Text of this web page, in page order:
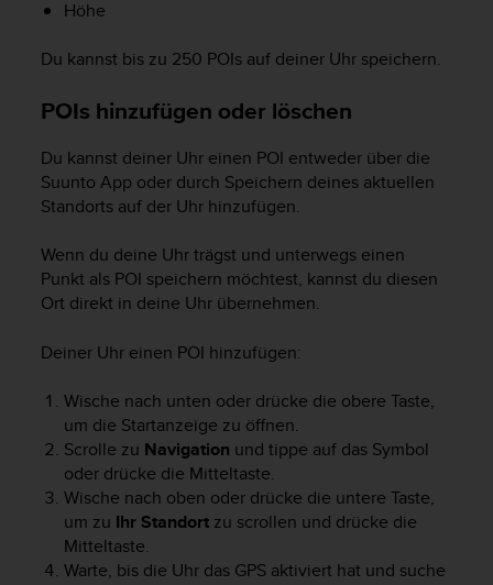
Höhe
Du kannst bis zu 250 POIs auf deiner Uhr speichern.
POIs hinzufügen oder löschen
Du kannst deiner Uhr einen POI entweder über die
Suunto App oder durch Speichern deines aktuellen
Standorts auf der Uhr hinzufügen.
Wenn du deine Uhr trägst und unterwegs einen
Punkt als POI speichern möchtest, kannst du diesen
Ort direkt in deine Uhr übernehmen.
Deiner Uhr einen POI hinzufügen:
Wische nach unten oder drücke die obere Taste,
um die Startanzeige zu öffnen.
Scrolle zu Navigation und tippe auf das Symbol
oder drücke die Mitteltaste.
Wische nach oben oder drücke die untere Taste,
um zu Ihr Standortzu scrollen und drücke die
Mitteltaste.
Warte, bis die Uhr das GPS aktiviert hat und suche